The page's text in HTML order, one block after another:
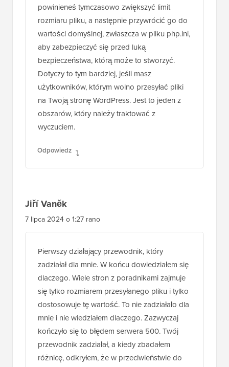
powinieneś tymczasowo zwiększyć limit
rozmiaru pliku, a następnie przywrócić go do
wartości domyślnej, zwłaszcza w pliku php.ini,
aby zabezpieczyć się przed luką
bezpieczeństwa, którą może to stworzyć.
Dotyczy to tym bardziej, jeśli masz
użytkowników, którym wolno przesyłać pliki
na Twoją stronę WordPress. Jest to jeden z
obszarów, który należy traktować z
wyczuciem.
Odpowiedz
Jiří Vaněk
7 lipca 2024 o 1:27 rano
Pierwszy działający przewodnik, który
zadziałał dla mnie. W końcu dowiedziałem się
dlaczego. Wiele stron z poradnikami zajmuje
się tylko rozmiarem przesyłanego pliku i tylko
dostosowuje tę wartość. To nie zadziałało dla
mnie i nie wiedziałem dlaczego. Zazwyczaj
kończyło się to błędem serwera 500. Twój
przewodnik zadziałał, a kiedy zbadałem
różnicę, odkryłem, że w przeciwieństwie do